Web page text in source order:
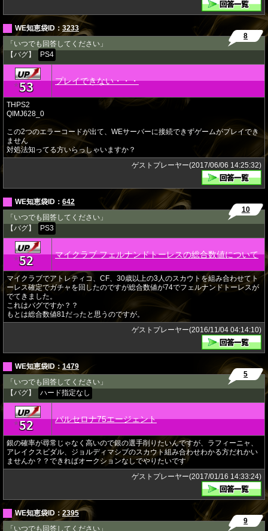
WE知恵袋ID： 3233
「いつでも回答してください」
【バグ】
PS4
8
★53 プレイできない・・・
THPS2
QIMJ628_0
この2つのエラーコードが出て、WEサーバーに接続できずゲームがプレイでき
ません
対処法知ってる方いらっしゃいますか？
ゲストプレーヤー(2017/06/06 14:25:32)
WE知恵袋ID： 642
「いつでも回答してください」
【バグ】
PS3
10
★52 マイクラブ フェルナンドトーレスの総合数値について
マイクラブでアトレティコ、CF、30歳以上の3人のスカウトを組み合わせてト
ーレス確定でガチャを回したのですが総合数値が74でフェルナンドトーレスが
でてきました。
これはバグですか？？
もとは総合数値81だったと思うのですが。
ゲストプレーヤー(2016/11/04 04:14:10)
WE知恵袋ID：1479
「いつでも回答してください」
【バグ】
ハード指定なし
5
★52 バルセロナ75エージェント
銀の確率が尋常じゃなく高いので銀の選手削りたいんですが、ラフィーニャ、
アレイクスビダル、ジョルディマシブのスカウト組み合わせわかる方だれかい
ませんか？？できればオークションなしでやりたいです
ゲストプレーヤー(2017/01/16 14:33:24)
WE知恵袋ID：2395
「いつでも回答してください」
9